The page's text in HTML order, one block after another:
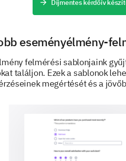
Final Remarks and
We're almost done. Just
Díjmentes kérdőív
eseményélmény-
felmérési sablonjaink
találjon. Ezek a sablonok
megértését és a